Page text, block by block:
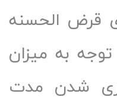
الحسنه
به میزان
شدن مدت